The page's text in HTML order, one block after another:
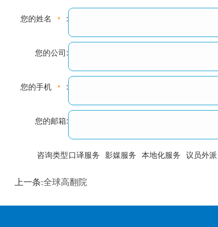
您的姓名 :
您的公司:
您的手机 :
您的邮箱:
咨询类型口译服务 影媒服务 本地化服务 议员外派
训翻译
上一条:全球高翻院